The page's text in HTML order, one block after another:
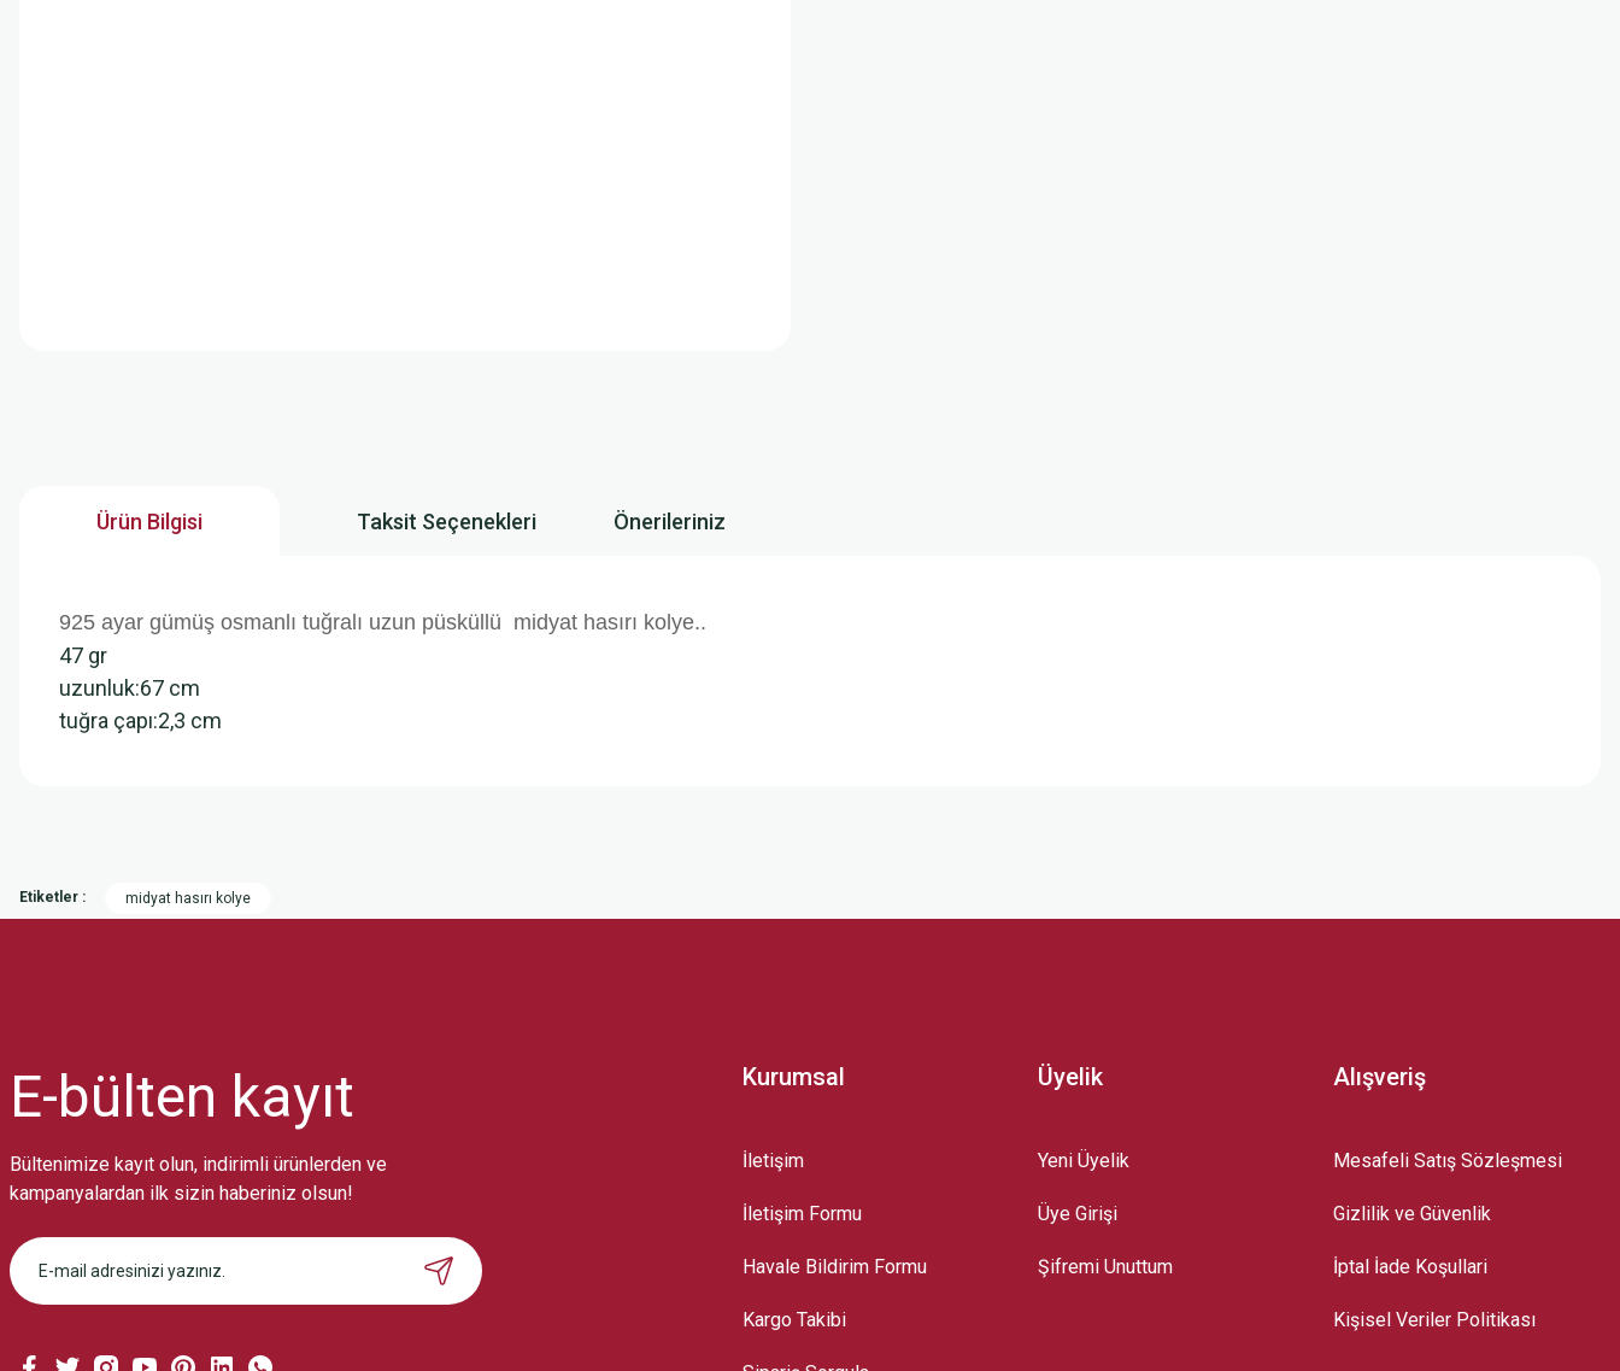
Ürün Bilgisi Taksit Seçenekleri Önerileriniz
925 ayar gümüş osmanlı tuğralı uzun püsküllü midyat hasırı kolye..
47 gr
uzunluk:67 cm
tuğra çapı:2,3 cm
Gönder
Etiketler : midyat hasırı kolye
E-bülten kayıt
Bültenimize kayıt olun, indirimli ürünlerden ve
kampanyalardan ilk sizin haberiniz olsun!
Kurumsal
İletişim
İletişim Formu
Havale Bildirim Formu
Kargo Takibi
Üyelik
Yeni Üyelik
Üye Girişi
Şifremi Unuttum
Alışveriş
Mesafeli Satış Sözleşmesi
Gizlilik ve Güvenlik
İptal İade Koşullari
Kişisel Veriler Politikası